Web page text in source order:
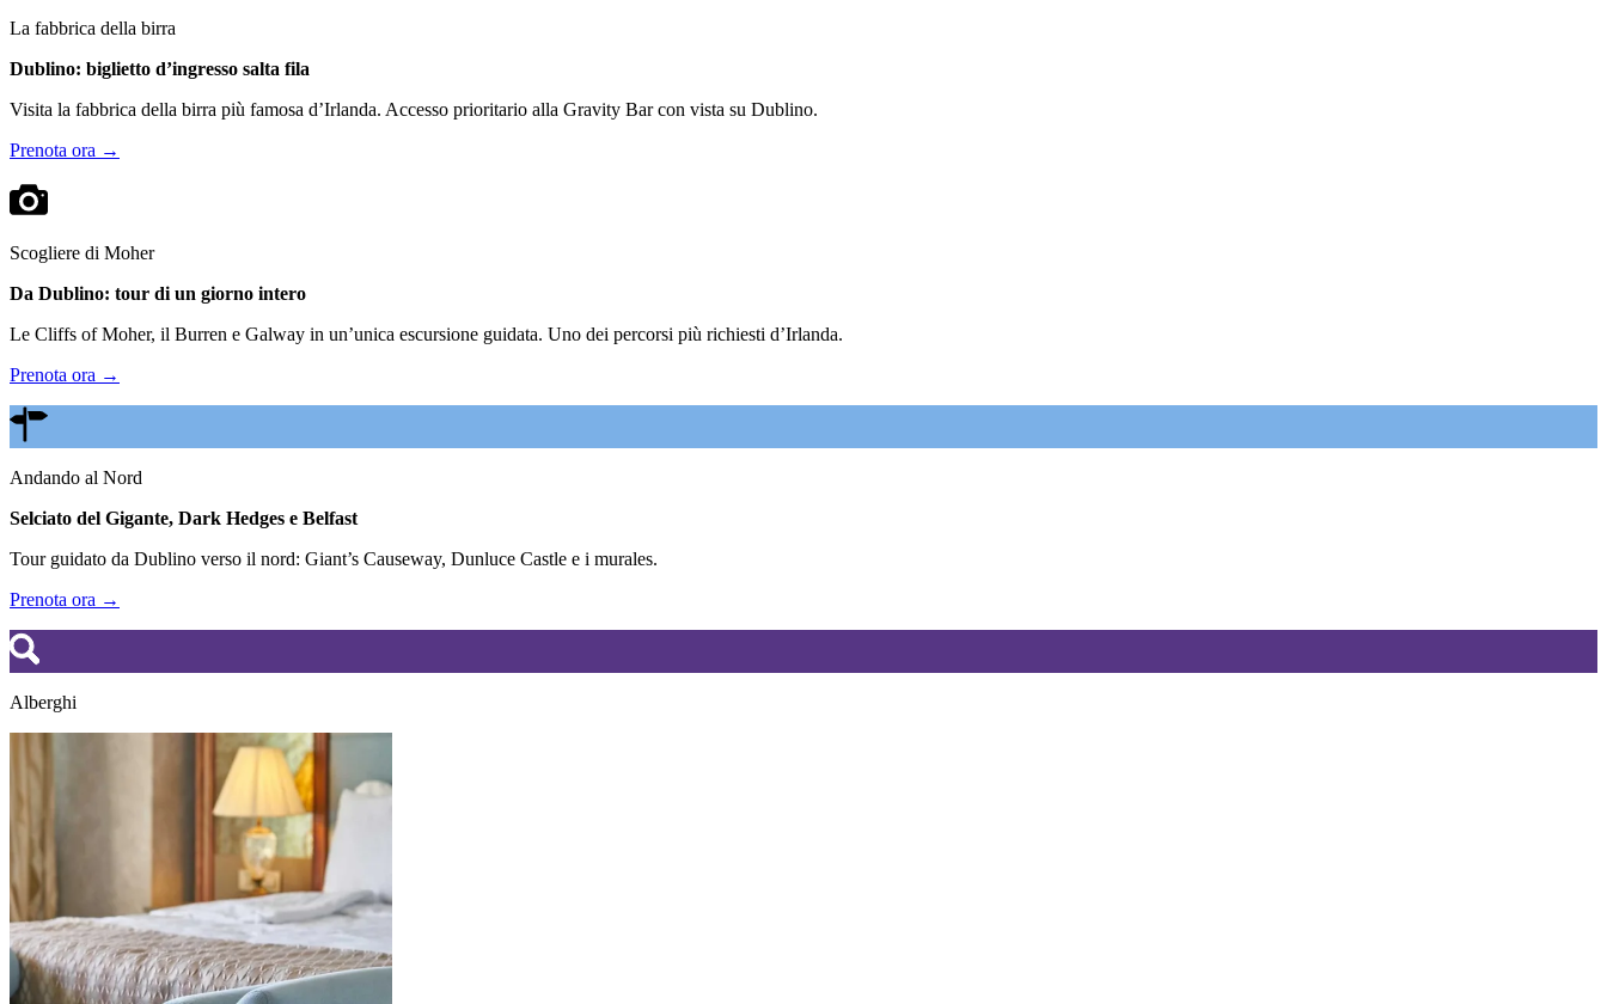
La fabbrica della birra
Dublino: biglietto d’ingresso salta fila
Visita la fabbrica della birra più famosa d’Irlanda. Accesso prioritario alla Gravity Bar con vista su Dublino.
Prenota ora →
Scogliere di Moher
Da Dublino: tour di un giorno intero
Le Cliffs of Moher, il Burren e Galway in un’unica escursione guidata. Uno dei percorsi più richiesti d’Irlanda.
Prenota ora →
Andando al Nord
Selciato del Gigante, Dark Hedges e Belfast
Tour guidato da Dublino verso il nord: Giant’s Causeway, Dunluce Castle e i murales.
Prenota ora →
Alberghi